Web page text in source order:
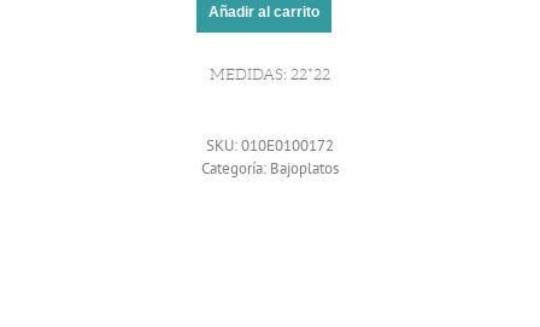
Añadir al carrito
MEDIDAS: 22*22
SKU:010E0100172
Categoría: Bajoplatos